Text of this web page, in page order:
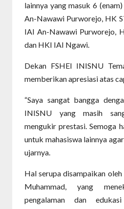
lainnya yang masuk 6
An-Nawawi Purworejo, HK
IAI An-Nawawi Purworejo,
dan HKI IAI Ngawi.
Dekan FSHEI INISNU
memberikan apresiasi atas
“Saya sangat bangga
INISNU yang masih
mengukir prestasi. Semoga
untuk mahasiswa lainnya
ujarnya.
Hal serupa disampaikan
Muhammad, yang
pengalaman dan